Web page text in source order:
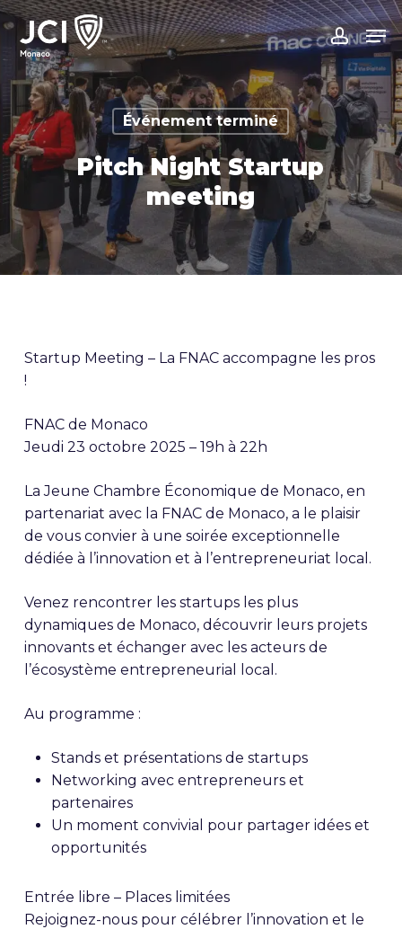
Skip
to
main
content
Événement terminé
Pitch Night Startup
meeting
Startup Meeting – La FNAC accompagne les pros
!
FNAC de Monaco
Jeudi 23 octobre 2025 – 19h à 22h
La Jeune Chambre Économique de Monaco, en
partenariat avec la FNAC de Monaco, a le plaisir
de vous convier à une soirée exceptionnelle
dédiée à l’innovation et à l’entrepreneuriat local.
Venez rencontrer les startups les plus
dynamiques de Monaco, découvrir leurs projets
innovants et échanger avec les acteurs de
l’écosystème entrepreneurial local.
Au programme :
Stands et présentations de startups
Networking avec entrepreneurs et
partenaires
Un moment convivial pour partager idées et
opportunités
Entrée libre – Places limitées
Rejoignez-nous pour célébrer l’innovation et le